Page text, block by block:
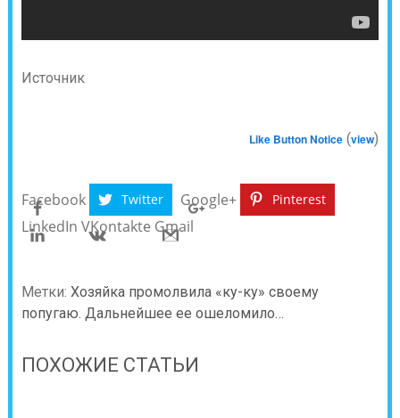
Источник
Like Button Notice (view)
Facebook Twitter Google+ Pinterest
LinkedIn VKontakte Gmail
Метки: Хозяйка промолвила «ку-ку» своему
попугаю. Дальнейшее ее ошеломило…
ПОХОЖИЕ СТАТЬИ